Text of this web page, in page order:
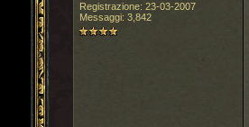
Registrazione: 23-03-2007
Messaggi: 3,842